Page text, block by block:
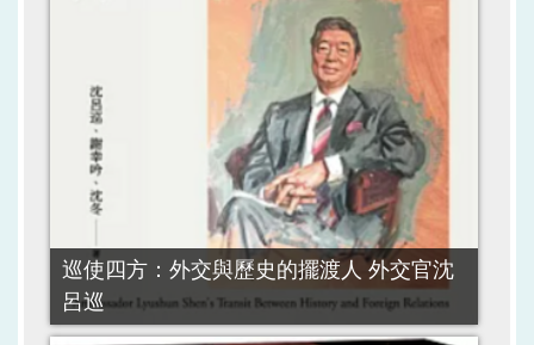
巡使四方：外交與歷史的擺渡人 外交官沈
呂巡